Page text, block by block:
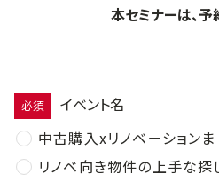
本セミナーは、予
必須
イベント名
中古購入xリノベーション
リノベ向き物件の上手な